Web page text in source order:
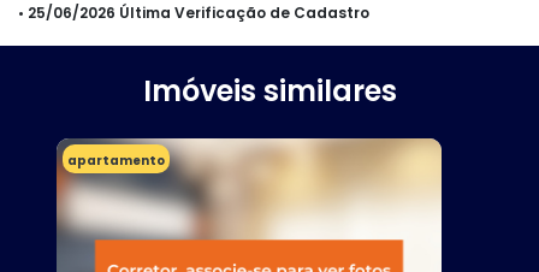
• 25/06/2026 Última Verificação de Cadastro
Imóveis similares
apartamento